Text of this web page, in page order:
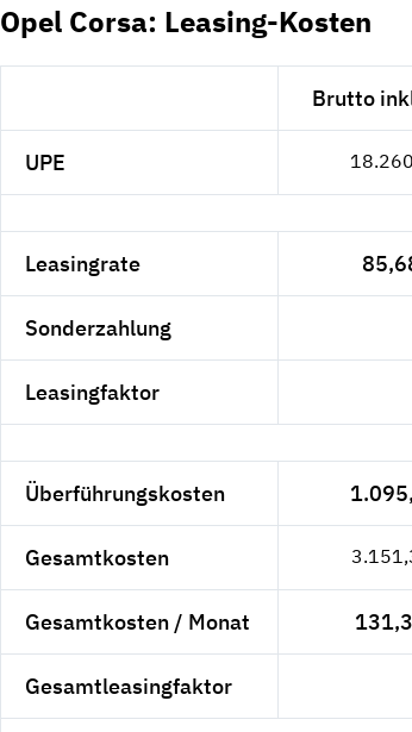
Opel Corsa: Leasing-Kosten
Brutto
UPE
Leasingrate
Sonderzahlung
Leasingfaktor
Überführungskosten
Gesamtkosten
Gesamtkosten / Monat
Gesamtleasingfaktor